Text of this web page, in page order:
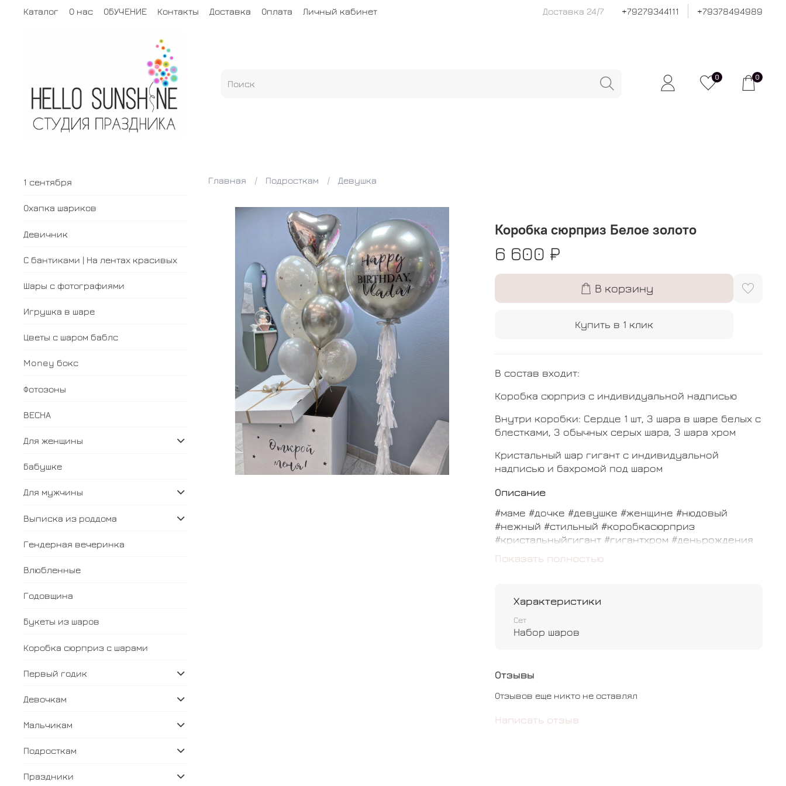
Каталог О нас ОБУЧЕНИЕ Контакты Доставка Оплата Личный кабинет Доставка 24/7 +79279344111 +79378494989
0 0
Главная Подросткам Девушка
Коробка сюрприз Белое золото
6 600 ₽
В корзину
Купить в 1 клик
В состав входит:
Коробка сюрприз с индивидуальной надписью
Внутри коробки: Сердце 1 шт, 3 шара в шаре белых с
блестками, 3 обычных серых шара, 3 шара хром
Кристальный шар гигант с индивидуальной
надписью и бахромой под шаром
Описание
#маме #дочке #девушке #женщине #нюдовый
#нежный #стильный #коробкасюрприз
#кристальныйгигант #гигантхром #деньрождения
#размермакси
Показать полностью
Характеристики
Сет
Набор шаров
Отзывы
Отзывов еще никто не оставлял
Написать отзыв
1 сентября
Охапка шариков
Девичник
С бантиками | На лентах красивых
Шары с фотографиями
Игрушка в шаре
Цветы с шаром баблс
Money бокс
Фотозоны
ВЕСНА
Для женщины
Бабушке
Для мужчины
Выписка из роддома
Гендерная вечеринка
Влюбленные
Годовщина
Букеты из шаров
Коробка сюрприз с шарами
Первый годик
Девочкам
Мальчикам
Подросткам
Праздники